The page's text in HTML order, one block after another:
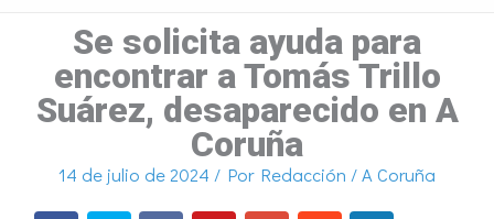
Se solicita ayuda para
encontrar a Tomás Trillo
Suárez, desaparecido en A
Coruña
14 de julio de 2024 / Por Redacción /A Coruña